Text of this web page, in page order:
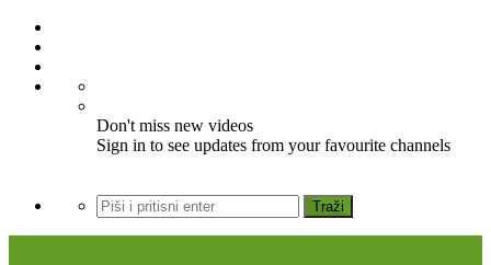
Don't miss new videos
Sign in to see updates from your favourite channels